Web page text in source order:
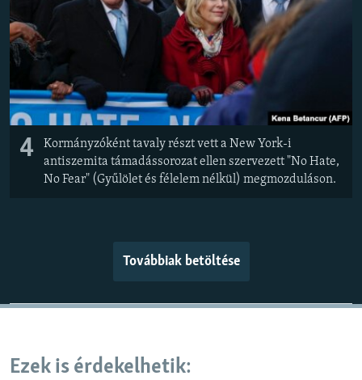
4
Kormányzóként tavaly részt vett a New York-i
antiszemita támadássorozat ellen szervezett "No Hate,
No Fear" (Gyűlölet és félelem nélkül) megmozduláson.
Továbbiak betöltése
Ezek is érdekelhetik: